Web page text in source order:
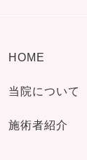
HOME
当院について
施術者紹介